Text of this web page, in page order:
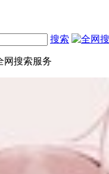
搜索
网搜索服务